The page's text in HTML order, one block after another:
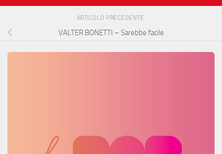
ARTICOLO PRECEDENTE
VALTER BONETTI – Sarebbe facile